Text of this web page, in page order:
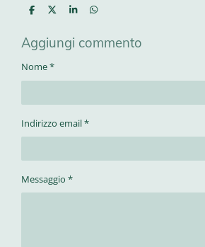
C
d
i
i
C
d
i
i
C
d
i
C
d
i
Aggiungi commento
Nome *
Indirizzo email *
Messaggio *